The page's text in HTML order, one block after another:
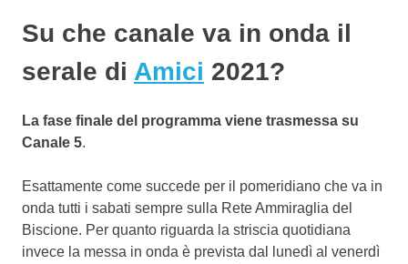
Su che canale va in onda il
serale di Amici 2021?
La fase finale del programma viene trasmessa su
Canale 5.
Esattamente come succede per il pomeridiano che va in
onda tutti i sabati sempre sulla Rete Ammiraglia del
Biscione. Per quanto riguarda la striscia quotidiana
invece la messa in onda è prevista dal lunedì al venerdì